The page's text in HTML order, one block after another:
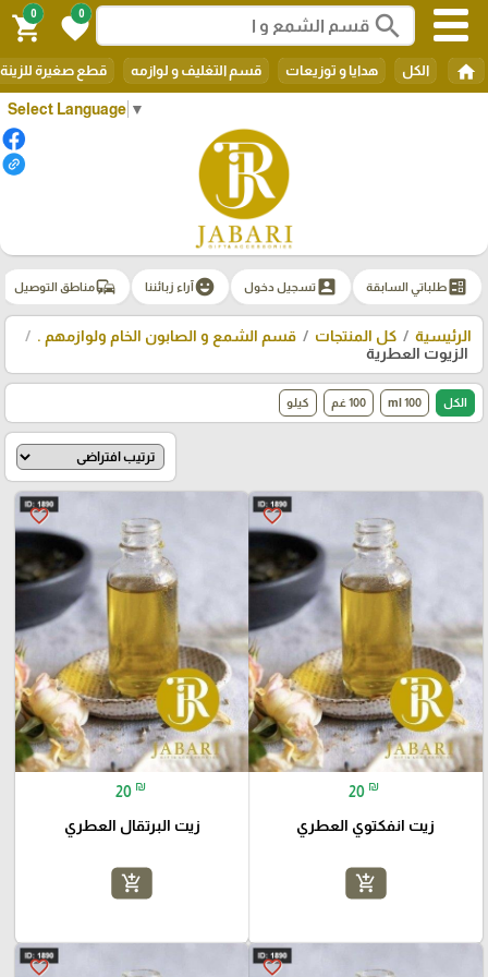
Select Language ▼
search
0
favorite
0
shopping_cart
home الكل هدايا و توزيعات قسم التغليف و لوازمه قطع صغيرة للزينة
ballotطلباتي السابقة account_boxتسجيل دخول emoji_emotionsآراء زبائننا commuteمناطق التوصيل
الرئيسية كل المنتجات
قسم الشمع و الصابون الخام ولوازمهم .
الزيوت العطرية
الكل 100 ml 100 غم كيلو
favorite_border
20 ₪
زيت انفكتوي العطري
add_shopping_cart
favorite_border
20 ₪
زيت البرتقال العطري
add_shopping_cart
favorite_border
favorite_border